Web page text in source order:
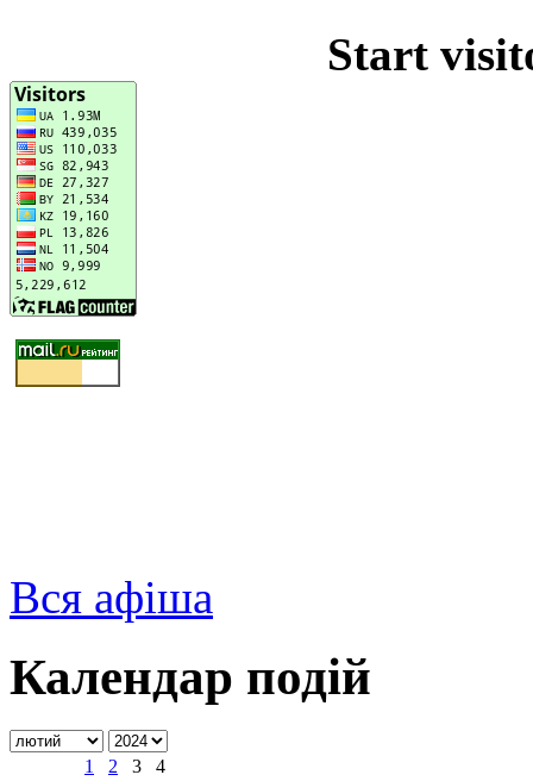
Start
Вся афіша
Календар подій
1 2 3
4